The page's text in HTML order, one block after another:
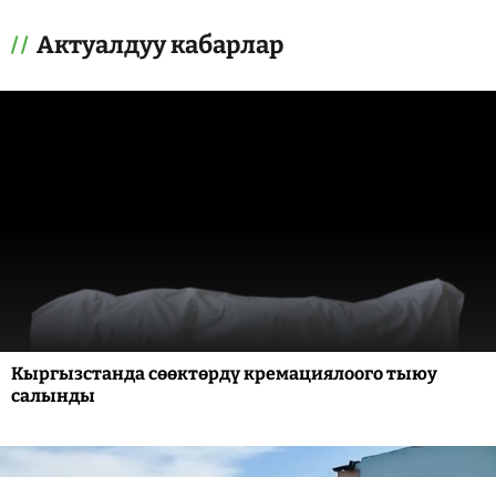
Актуалдуу кабарлар
Кыргызстанда сөөктөрдү кремациялоого тыюу
салынды